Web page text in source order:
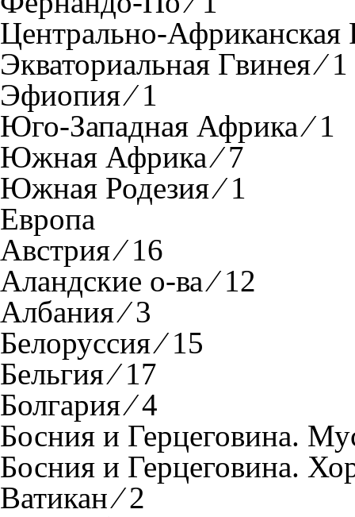
Центрально-Африканская
Экваториальная Гвинея ⁄ 1
Эфиопия ⁄ 1
Юго-Западная Африка ⁄ 1
Южная Африка ⁄ 7
Южная Родезия ⁄ 1
Европа
Австрия ⁄ 16
Аландские о-ва ⁄ 12
Албания ⁄ 3
Белоруссия ⁄ 15
Бельгия ⁄ 17
Болгария ⁄ 4
Босния и Герцеговина.
Босния и Герцеговина.
Ватикан ⁄ 2